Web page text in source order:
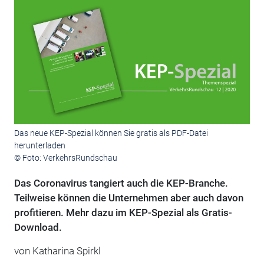
Das neue KEP-Spezial können Sie gratis als PDF-Datei
herunterladen
© Foto: VerkehrsRundschau
Das Coronavirus tangiert auch die KEP-Branche.
Teilweise können die Unternehmen aber auch davon
profitieren. Mehr dazu im KEP-Spezial als Gratis-
Download.
von Katharina Spirkl